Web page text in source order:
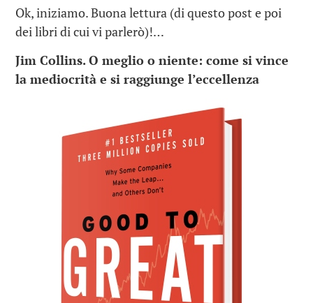
Ok, iniziamo. Buona lettura (di questo post e poi
dei libri di cui vi parlerò)!…
Jim Collins.O meglio o niente: come si vince
la mediocrità e si raggiunge l’eccellenza